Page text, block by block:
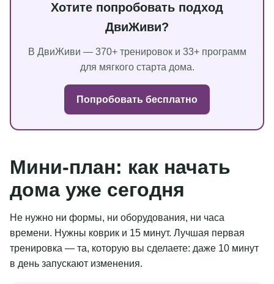
Хотите попробовать подход
ДвиЖиви?
В ДвиЖиви — 370+ тренировок и 33+ программ
для мягкого старта дома.
Попробовать бесплатно
Мини-план: как начать
дома уже сегодня
Не нужно ни формы, ни оборудования, ни часа
времени. Нужны коврик и 15 минут. Лучшая первая
тренировка — та, которую вы сделаете: даже 10 минут
в день запускают изменения.